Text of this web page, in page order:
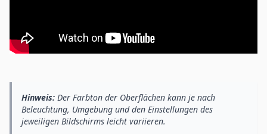
Hinweis: Der Farbton der Oberflächen kann je nach
Beleuchtung, Umgebung und den Einstellungen des
jeweiligen Bildschirms leicht variieren.